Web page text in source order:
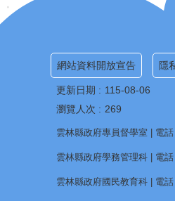
網站資料開放宣告 隱
更新日期
115-08-06
瀏覽人次
269
雲林縣政府專員督學室 | 電
雲林縣政府學務管理科 | 電
雲林縣政府國民教育科 | 電